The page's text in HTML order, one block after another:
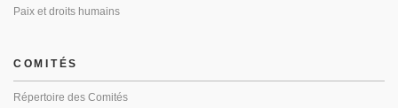
Paix et droits humains
COMITÉS
Répertoire des Comités